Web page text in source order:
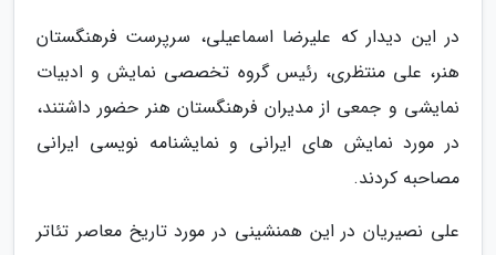
در این دیدار که علیرضا اسماعیلی، سرپرست فرهنگستان
هنر، علی منتظری، رئیس گروه تخصصی نمایش و ادبیات
نمایشی و جمعی از مدیران فرهنگستان هنر حضور داشتند،
در مورد نمایش های ایرانی و نمایشنامه نویسی ایرانی
مصاحبه کردند.
علی نصیریان در این همنشینی در مورد تاریخ معاصر تئاتر